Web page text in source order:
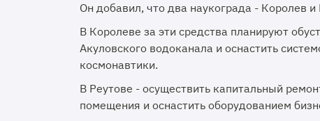
Он добавил, что два наукограда - Королев
В Королеве за эти средства планируют
Акуловского водоканала и оснастить
космонавтики.
В Реутове - осуществить капитальный
помещения и оснастить оборудованием